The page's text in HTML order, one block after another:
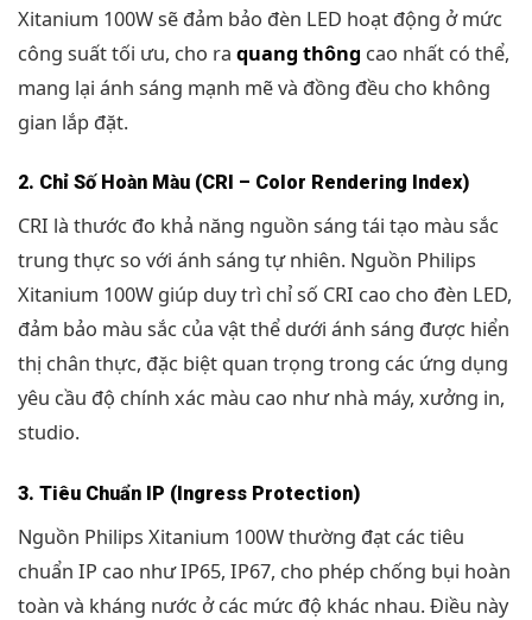
Xitanium 100W sẽ đảm bảo đèn LED hoạt động ở mức
công suất tối ưu, cho ra quang thông cao nhất có thể,
mang lại ánh sáng mạnh mẽ và đồng đều cho không
gian lắp đặt.
2. Chỉ Số Hoàn Màu (CRI – Color Rendering Index)
CRI là thước đo khả năng nguồn sáng tái tạo màu sắc
trung thực so với ánh sáng tự nhiên. Nguồn Philips
Xitanium 100W giúp duy trì chỉ số CRI cao cho đèn LED,
đảm bảo màu sắc của vật thể dưới ánh sáng được hiển
thị chân thực, đặc biệt quan trọng trong các ứng dụng
yêu cầu độ chính xác màu cao như nhà máy, xưởng in,
studio.
3. Tiêu Chuẩn IP (Ingress Protection)
Nguồn Philips Xitanium 100W thường đạt các tiêu
chuẩn IP cao như IP65, IP67, cho phép chống bụi hoàn
toàn và kháng nước ở các mức độ khác nhau. Điều này